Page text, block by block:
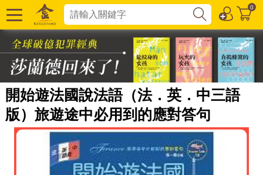
0
開始遊法國說法語（法．英．中三語
版）旅遊途中必用到的應對答句